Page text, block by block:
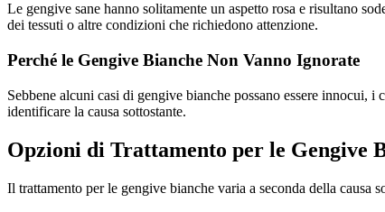
Le gengive sane hanno solitamente un aspetto rosa e risultano
dei tessuti o altre condizioni che richiedono attenzione.
Perché le Gengive Bianche Non Vanno Ignorate
Sebbene alcuni casi di gengive bianche possano essere innocui,
identificare la causa sottostante.
Opzioni di Trattamento per le Gengive
Il trattamento per le gengive bianche varia a seconda della causa